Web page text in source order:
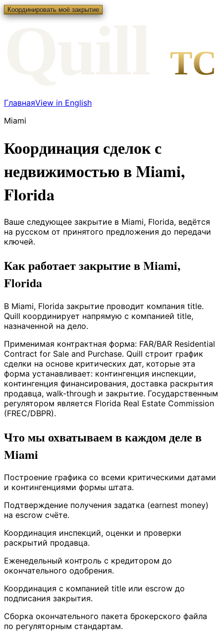
Координировать моё закрытие
TC
ГлавнаяView in English
Miami
Координация сделок с
недвижимостью в Miami,
Florida
Ваше следующее закрытие в Miami, Florida, ведётся
на русском от принятого предложения до передачи
ключей.
Как работает закрытие в Miami,
Florida
В Miami, Florida закрытие проводит компания title.
Quill координирует напрямую с компанией title,
назначенной на дело.
Применимая контрактная форма: FAR/BAR Residential
Contract for Sale and Purchase. Quill строит график
сделки на основе критических дат, которые эта
форма устанавливает: контингенция инспекции,
контингенция финансирования, доставка раскрытия
продавца, walk-through и закрытие. Государственным
регулятором является Florida Real Estate Commission
(FREC/DBPR).
Что мы охватываем в каждом деле в
Miami
Построение графика со всеми критическими датами
и контингенциями формы штата.
Подтверждение получения задатка (earnest money)
на escrow счёте.
Координация инспекций, оценки и проверки
раскрытий продавца.
Еженедельный контроль с кредитором до
окончательного одобрения.
Координация с компанией title или escrow до
подписания закрытия.
Сборка окончательного пакета брокерского файла
по регуляторным стандартам.